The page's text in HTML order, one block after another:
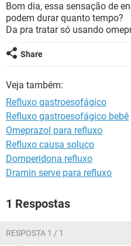
BEM-ESTAR
Bom dia, essa sensação de
podem durar quanto tempo?
Da pra tratar só usando
Share
Veja também:
Refluxo gastroesofágico
Refluxo gastroesofágico bebê
Omeprazol para refluxo
Refluxo causa soluço
Domperidona refluxo
Dramin serve para refluxo
1 Respostas
RESPOSTA 1 / 1